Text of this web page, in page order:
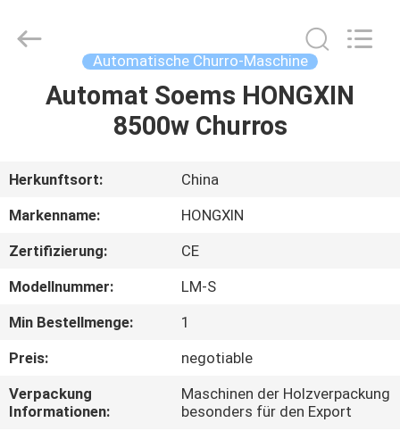
PRODUKTE
VR-
ÜBER
UNS
WERKSBESICHTIGUNG
Machinery
Automatische Churro-Maschine
Automat Soems HONGXIN
8500w Churros
Herkunftsort:
China
Markenname:
HONGXIN
Zertifizierung:
CE
Modellnummer:
LM-S
Min Bestellmenge:
1
Preis:
negotiable
Verpackung
Informationen:
Maschinen der Holzverpackung
besonders für den Export